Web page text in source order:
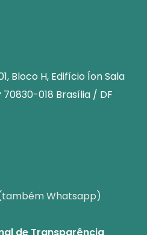
Bloco H, Edifício Íon Sala
018 Brasília / DF
Whatsapp)